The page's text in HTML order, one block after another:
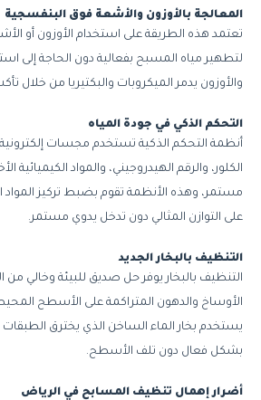
المعالجة بالأوزون والأشعة فوق البنفسجية
تعتمد هذه الطريقة على استخدام الأوزون أو
لتطهير مياه المسبح بفعالية دون الحاجة إلى
والأوزون يدمر الميكروبات والبكتيريا من خلال
التحكم الذكي في جودة المياه
أنظمة التحكم الذكية تستخدم مجسات
الكلور، والرقم الهيدروجيني، والمواد الكيميائية
مستمر، وهذه الأنظمة تقوم بضبط تركيز المواد
على التوازن المثالي دون تدخل يدوي مستمر.
التنظيف بالبخار الجديد
التنظيف بالبخار يوفر حل صديق للبيئة وخالي من
الأوساخ والدهون المتراكمة على الأسطح
يستخدم بخار الماء الساخن الذي يخترق
بشكل فعال دون تلف الأسطح.
أضرار إهمال تنظيف المسابح في الرياض